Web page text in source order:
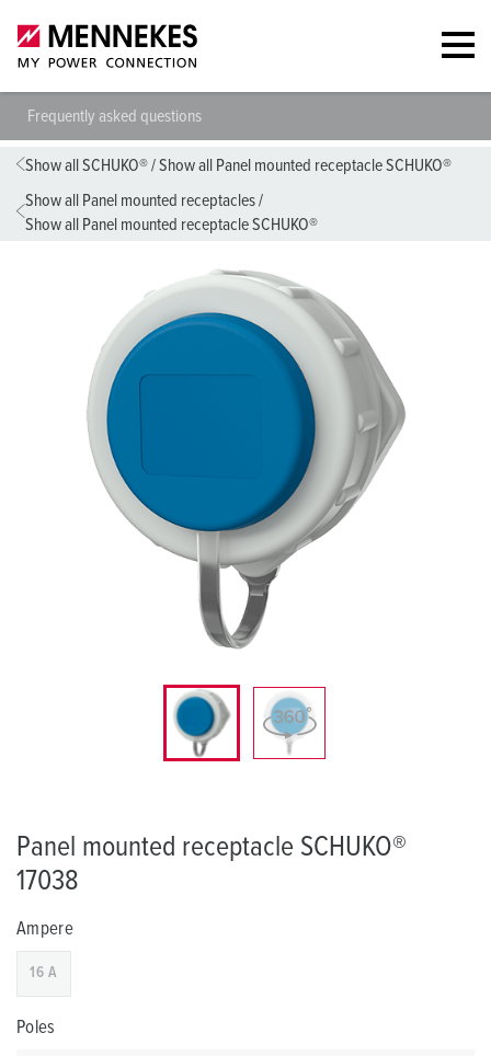
Frequently asked questions
Show all SCHUKO®/Show all Panel mounted receptacle SCHUKO®
Show all Panel mounted receptacles/
Show all Panel mounted receptacle SCHUKO®
Panel mounted receptacle SCHUKO®
17038
Ampere
16 A
Poles